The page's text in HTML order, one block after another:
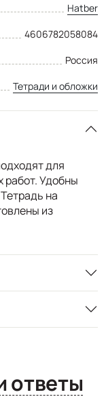
Hatber
4606782058084
Россия
Тетради и обложки
для
работ. Удобны
на
из
Вопросы и ответы